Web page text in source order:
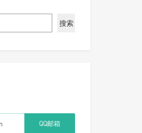
搜索
QQ邮箱